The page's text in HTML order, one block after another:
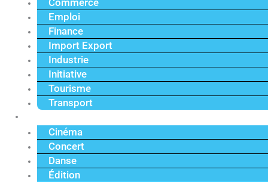
Commerce
Emploi
Finance
Import Export
Industrie
Initiative
Tourisme
Transport
Cinéma
Concert
Danse
Édition